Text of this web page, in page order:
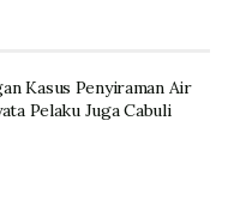
Kasus Penyiraman Air
Pelaku Juga Cabuli